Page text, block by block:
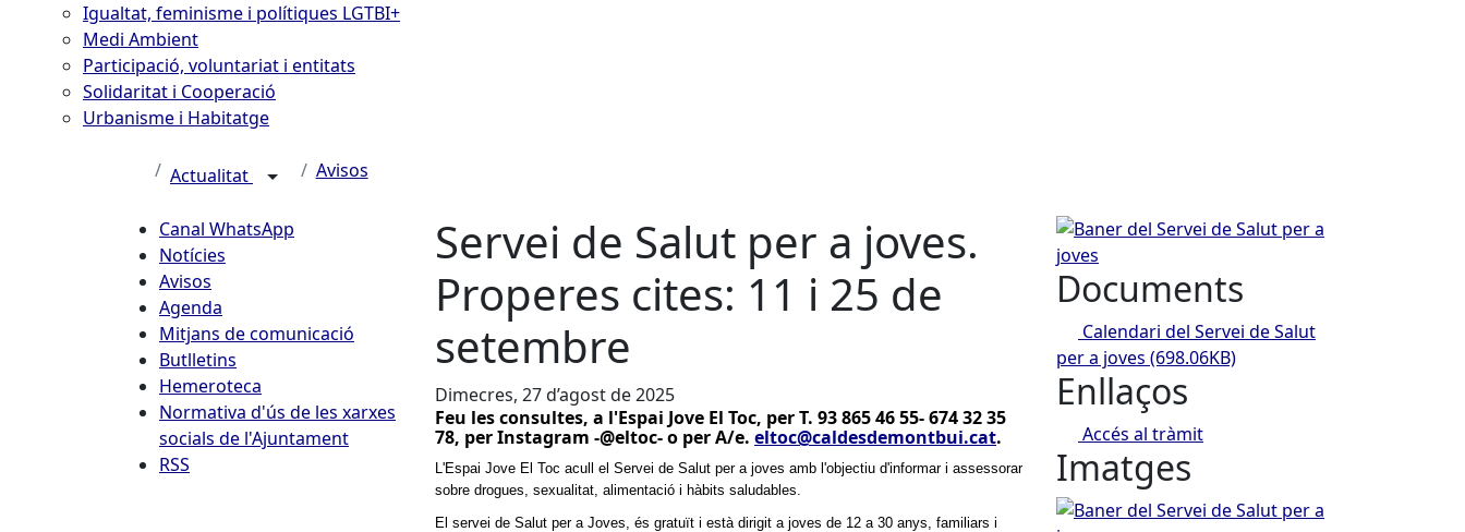
Igualtat, feminisme i polítiques LGTBI+
Medi Ambient
Participació, voluntariat i entitats
Solidaritat i Cooperació
Urbanisme i Habitatge
Actualitat Avisos
Canal WhatsApp
Notícies
Avisos
Agenda
Mitjans de comunicació
Butlletins
Hemeroteca
Normativa d'ús de les xarxes
socials de l'Ajuntament
RSS
Servei de Salut per a joves.
Properes cites: 11 i 25 de
setembre
Dimecres, 27 d’agost de 2025
Feu les consultes, a l'Espai Jove El Toc, per T. 93 865 46 55- 674 32 35
78, per Instagram -@eltoc- o per A/e. eltoc@caldesdemontbui.cat.
L'Espai Jove El Toc acull el Servei de Salut per a joves amb l'objectiu d'informar i assessorar
sobre drogues, sexualitat, alimentació i hàbits saludables.
El servei de Salut per a Joves, és gratuït i està dirigit a joves de 12 a 30 anys, familiars i
Baner del Servei de Salut per a joves
Documents
Calendari del Servei de Salut
per a joves (698.06KB)
Enllaços
Accés al tràmit
Imatges
Baner del Servei de Salut per a joves